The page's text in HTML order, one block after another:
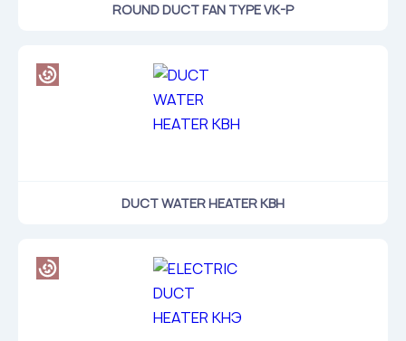
ROUND DUCT FAN TYPE VK-P
DUCT WATER HEATER КВН